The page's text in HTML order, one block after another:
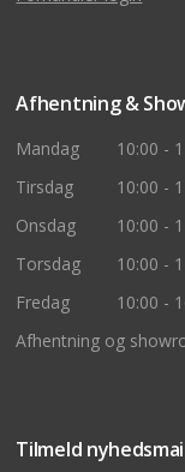
Afhentning &
Mandag
10:00 -
Tirsdag
10:00 -
Onsdag
10:00 -
Torsdag
10:00 -
Fredag
10:00 -
Afhentning og
Tilmeld